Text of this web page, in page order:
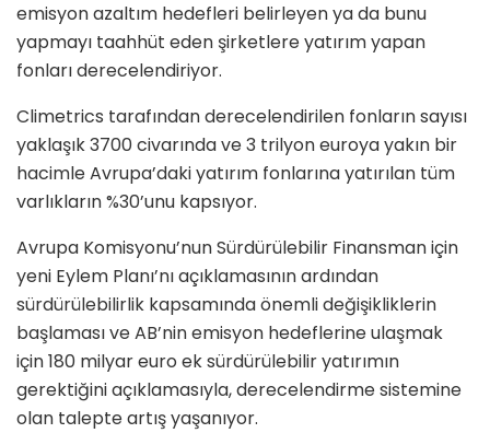
emisyon azaltım hedefleri belirleyen ya da bunu
yapmayı taahhüt eden şirketlere yatırım yapan
fonları derecelendiriyor.
Climetrics tarafından derecelendirilen fonların sayısı
yaklaşık 3700 civarında ve 3 trilyon euroya yakın bir
hacimle Avrupa’daki yatırım fonlarına yatırılan tüm
varlıkların %30’unu kapsıyor.
Avrupa Komisyonu’nun Sürdürülebilir Finansman için
yeni Eylem Planı’nı açıklamasının ardından
sürdürülebilirlik kapsamında önemli değişikliklerin
başlaması ve AB’nin emisyon hedeflerine ulaşmak
için 180 milyar euro ek sürdürülebilir yatırımın
gerektiğini açıklamasıyla, derecelendirme sistemine
olan talepte artış yaşanıyor.